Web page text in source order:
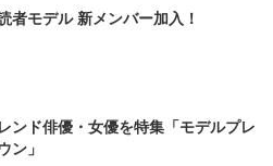
者モデル 新メンバー加入！
ンド俳優・女優を特集「モデルプレ
ン」